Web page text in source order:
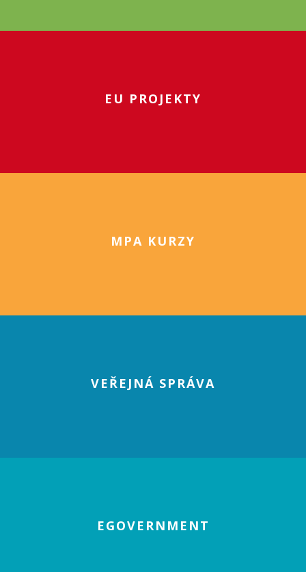
EU PROJEKTY
MPA KURZY
VEŘEJNÁ SPRÁVA
EGOVERNMENT